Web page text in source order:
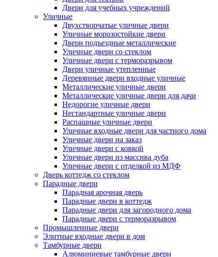
Двери для учебных учреждений
Уличные
Двухстворчатые уличные двери
Уличные морозостойкие двери
Двери подъездные металлические
Уличные двери со стеклом
Уличные двери с терморазрывом
Двери уличные утепленные
Деревянные двери входные уличные
Металлические уличные двери
Металлические уличные двери для дачи
Недорогие уличные двери
Нестандартные уличные двери
Распашные уличные двери
Уличные входные двери для частного дома
Уличные двери на заказ
Уличные двери с ковкой
Уличные двери из массива дуба
Уличные двери с отделкой из МДФ
Дверь коттедж со стеклом
Парадные двери
Парадная арочная дверь
Парадные двери в коттедж
Парадные двери для загородного дома
Парадные двери с терморазрывом
Промышленные двери
Элитные входные двери в дом
Тамбурные двери
Алюминиевые тамбурные двери